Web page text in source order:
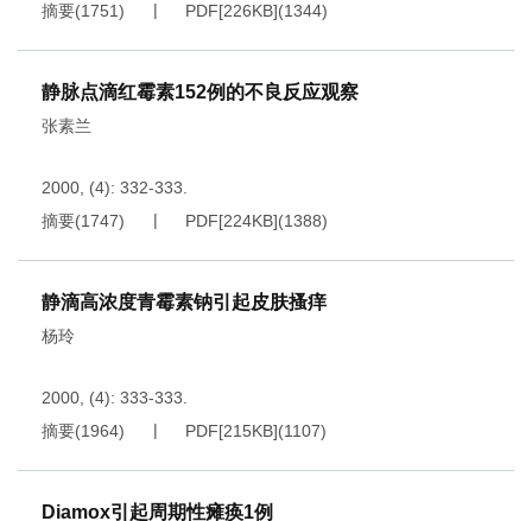
摘要(1751) PDF[226KB](1344)
静脉点滴红霉素152例的不良反应观察
张素兰
2000, (4): 332-333.
摘要(1747) PDF[224KB](1388)
静滴高浓度青霉素钠引起皮肤搔痒
杨玲
2000, (4): 333-333.
摘要(1964) PDF[215KB](1107)
Diamox引起周期性瘫痪1例